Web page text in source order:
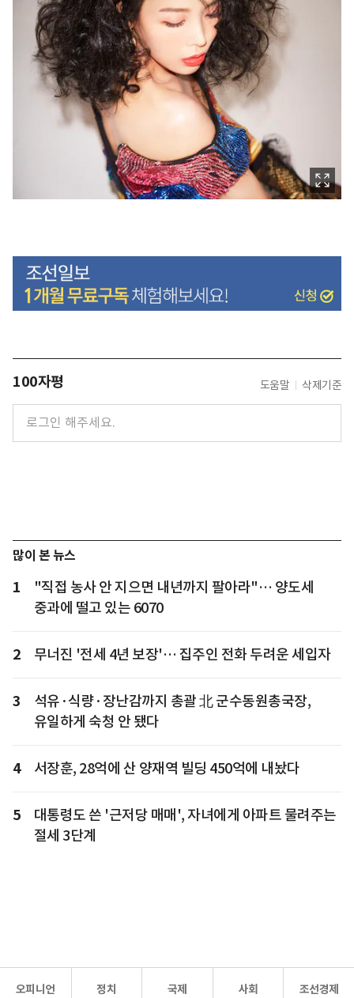
100자평 도움말 삭제기준
많이 본 뉴스
1
"직접 농사 안 지으면 내년까지 팔아라"… 양도세
중과에 떨고 있는 6070
2 무너진 '전세 4년 보장'… 집주인 전화 두려운 세입자
3
석유·식량·장난감까지 총괄 北 군수동원총국장,
유일하게 숙청 안 됐다
4 서장훈, 28억에 산 양재역 빌딩 450억에 내놨다
5
대통령도 쓴 '근저당 매매', 자녀에게 아파트 물려주는
절세 3단계
오피니언 정치 국제 사회 조선경제